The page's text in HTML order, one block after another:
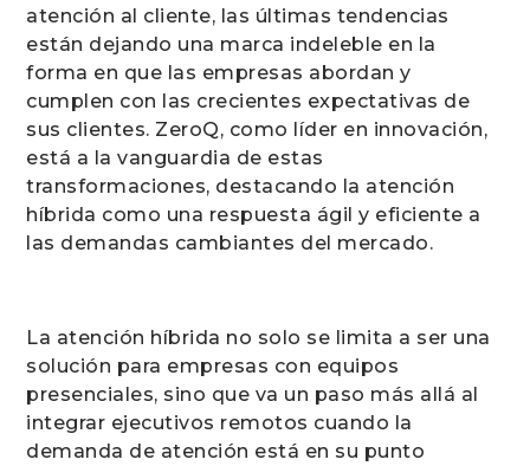
atención al cliente, las últimas tendencias
están dejando una marca indeleble en la
forma en que las empresas abordan y
cumplen con las crecientes expectativas de
sus clientes. ZeroQ, como líder en innovación,
está a la vanguardia de estas
transformaciones, destacando la atención
híbrida como una respuesta ágil y eficiente a
las demandas cambiantes del mercado.
La atención híbrida no solo se limita a ser una
solución para empresas con equipos
presenciales, sino que va un paso más allá al
integrar ejecutivos remotos cuando la
demanda de atención está en su punto